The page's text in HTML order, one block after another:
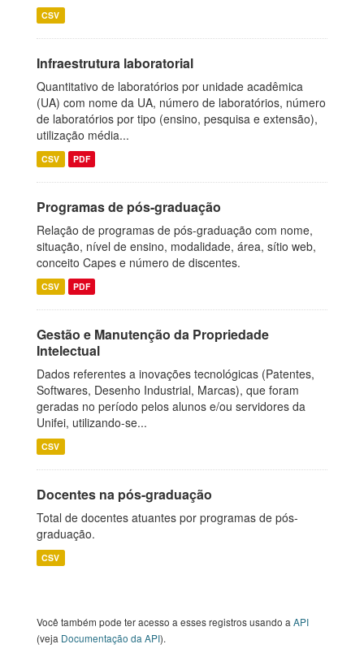
CSV
Infraestrutura laboratorial
Quantitativo de laboratórios por unidade acadêmica
(UA) com nome da UA, número de laboratórios, número
de laboratórios por tipo (ensino, pesquisa e extensão),
utilização média...
CSV PDF
Programas de pós-graduação
Relação de programas de pós-graduação com nome,
situação, nível de ensino, modalidade, área, sítio web,
conceito Capes e número de discentes.
CSV PDF
Gestão e Manutenção da Propriedade
Intelectual
Dados referentes a inovações tecnológicas (Patentes,
Softwares, Desenho Industrial, Marcas), que foram
geradas no período pelos alunos e/ou servidores da
Unifei, utilizando-se...
CSV
Docentes na pós-graduação
Total de docentes atuantes por programas de pós-
graduação.
CSV
Você também pode ter acesso a esses registros usando a API
(veja Documentação da API).